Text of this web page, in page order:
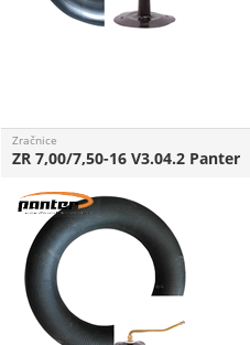
Zračnice
ZR 7,00/7,50-16 V3.04.2 Panter